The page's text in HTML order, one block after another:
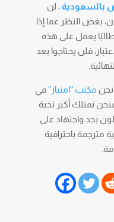
بالسعودية، لن
بغض النظر عما إذا
يعمل على هذه
فلن يحتاجوا بعد
نحن مكتب “امتياز” في
مدار 24 ساعة، فنحن نمتلك أكبر نخبة
بجد واجتهاد على
مترجمة باحترافية